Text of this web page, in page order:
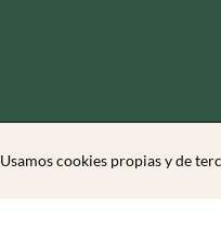
Usamos cookies propias y de